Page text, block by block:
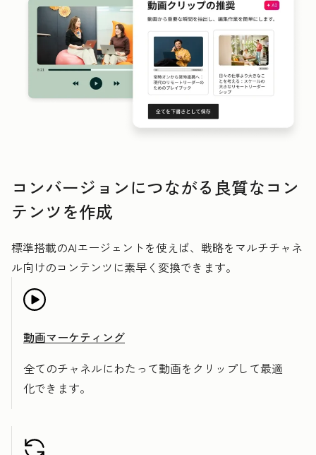
コンバージョンにつながる良質なコン
テンツを作成
標準搭載のAIエージェントを使えば、戦略をマルチチャネ
ル向けのコンテンツに素早く変換できます。
動画マーケティング
全てのチャネルにわたって動画をクリップして最適
化できます。